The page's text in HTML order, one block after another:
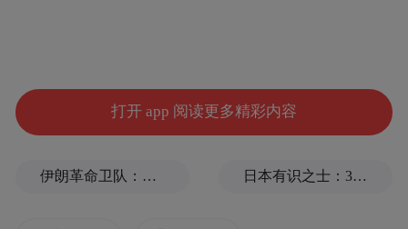
打开 app 阅读更多精彩内容
伊朗革命卫队：将保持对海峡控制至敌方接受全部条件 日本有识之士：32名中国劳工本不该命丧长崎